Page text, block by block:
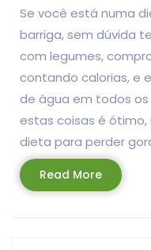
Se você está numa
barriga, sem dúvida
com legumes,
contando calorias, e
de água em todos os
estas coisas é
dieta para perder
Read MoreRead
More